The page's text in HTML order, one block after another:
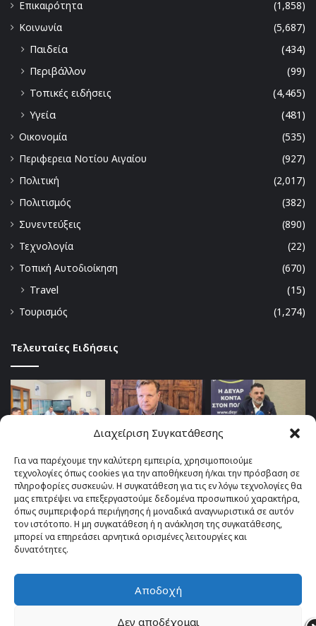
Διαχείριση Συγκατάθεσης
Για να παρέχουμε την καλύτερη εμπειρία, χρησιμοποιούμε
τεχνολογίες όπως cookies για την αποθήκευση ή/και την πρόσβαση σε
πληροφορίες συσκευών. Η συγκατάθεση για τις εν λόγω τεχνολογίες θα
μας επιτρέψει να επεξεργαστούμε δεδομένα προσωπικού χαρακτήρα,
όπως συμπεριφορά περιήγησης ή μοναδικά αναγνωριστικά σε αυτόν
τον ιστότοπο. Η μη συγκατάθεση ή η ανάκληση της συγκατάθεσης,
μπορεί να επηρεάσει αρνητικά ορισμένες λειτουργίες και
δυνατότητες.
Αποδοχή
Δεν αποδέχομαι
Επικαιρότητα
(1,858)
Κοινωνία
(5,687)
Παιδεία
(434)
Περιβάλλον
(99)
Τοπικές ειδήσεις
(4,465)
Υγεία
(481)
Οικονομία
(535)
Περιφερεια Νοτίου Αιγαίου
(927)
Πολιτική
(2,017)
Πολιτισμός
(382)
Συνεντεύξεις
(890)
Τεχνολογία
(22)
Τοπική Αυτοδιοίκηση
(670)
Travel
(15)
Τουρισμός
(1,274)
Τελευταίες Ειδήσεις
© Copyright 2026, All Rights Reserved |TOP fm 102.4